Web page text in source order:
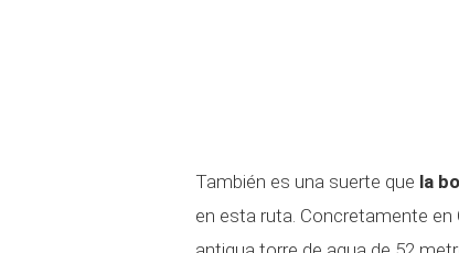
También es una suerte que la
en esta ruta. Concretamente en